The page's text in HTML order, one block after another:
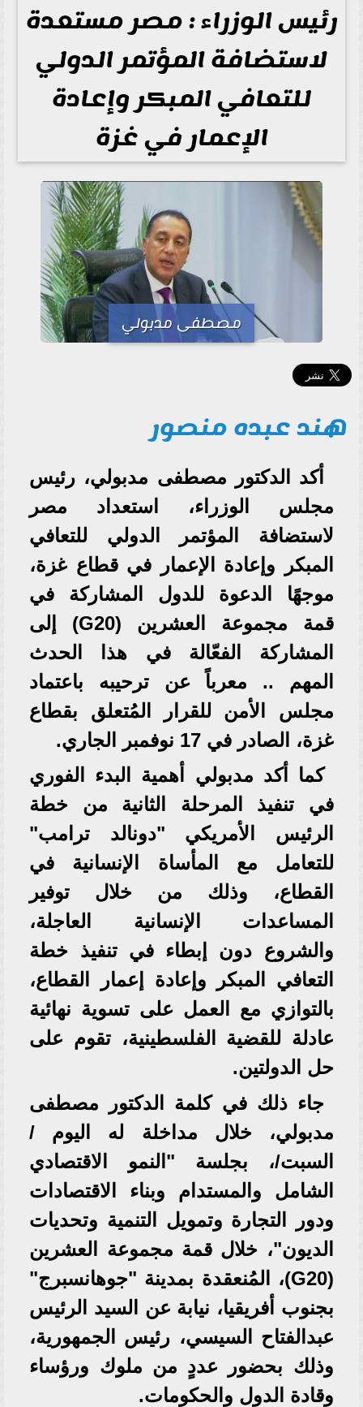
رئيس الوزراء : مصر مستعدة
لاستضافة المؤتمر الدولي
للتعافي المبكر وإعادة
الإعمار في غزة
مصطفى مدبولي
هند عبده منصور
أكد الدكتور مصطفى مدبولي، رئيس
مجلس الوزراء، استعداد مصر
لاستضافة المؤتمر الدولي للتعافي
المبكر وإعادة الإعمار في قطاع غزة،
موجهًا الدعوة للدول المشاركة في
قمة مجموعة العشرين (G20) إلى
المشاركة الفعّالة في هذا الحدث
المهم .. معرباً عن ترحيبه باعتماد
مجلس الأمن للقرار المُتعلق بقطاع
غزة، الصادر في 17 نوفمبر الجاري.
كما أكد مدبولي أهمية البدء الفوري
في تنفيذ المرحلة الثانية من خطة
الرئيس الأمريكي "دونالد ترامب"
للتعامل مع المأساة الإنسانية في
القطاع، وذلك من خلال توفير
المساعدات الإنسانية العاجلة،
والشروع دون إبطاء في تنفيذ خطة
التعافي المبكر وإعادة إعمار القطاع،
بالتوازي مع العمل على تسوية نهائية
عادلة للقضية الفلسطينية، تقوم على
حل الدولتين.
جاء ذلك في كلمة الدكتور مصطفى
مدبولي، خلال مداخلة له اليوم /
السبت/، بجلسة "النمو الاقتصادي
الشامل والمستدام وبناء الاقتصادات
ودور التجارة وتمويل التنمية وتحديات
الديون"، خلال قمة مجموعة العشرين
(G20)، المُنعقدة بمدينة "جوهانسبرج"
بجنوب أفريقيا، نيابة عن السيد الرئيس
عبدالفتاح السيسي، رئيس الجمهورية،
وذلك بحضور عددٍ من ملوك ورؤساء
وقادة الدول والحكومات.